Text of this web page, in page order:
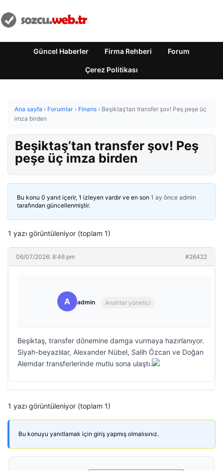
Güncel Haberler Firma Rehberi Forum
Çerez Politikası
Ana sayfa › Forumlar › Finans › Beşiktaş’tan transfer şov! Peş peşe üç
imza birden
Beşiktaş’tan transfer şov! Peş
peşe üç imza birden
Bu konu 0 yanıt içerir, 1 izleyen vardır ve en son 1 ay önce admin
tarafından güncellenmiştir.
1 yazı görüntüleniyor (toplam 1)
06/07/2026: 8:46 pm #26422
A admin Anahtar yönetici
Beşiktaş, transfer dönemine damga vurmaya hazırlanıyor.
Siyah-beyazlılar, Alexander Nübel, Salih Özcan ve Doğan
Alemdar transferlerinde mutlu sona ulaştı.
1 yazı görüntüleniyor (toplam 1)
Bu konuyu yanıtlamak için giriş yapmış olmalısınız.